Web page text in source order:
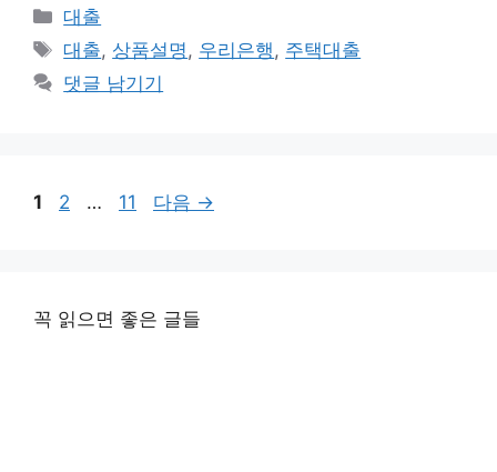
카
테
리
대출
태
그
대출, 상품설명, 우리은행, 주택대출
댓글 남기기
페
1
페
2 …
페
11 다음 →
꼭 읽으면 좋은 글들